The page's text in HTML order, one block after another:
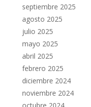
septiembre 2025
agosto 2025
julio 2025
mayo 2025
abril 2025
febrero 2025
diciembre 2024
noviembre 2024